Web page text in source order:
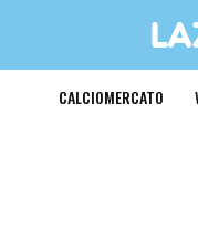
CALCIOMERCATO